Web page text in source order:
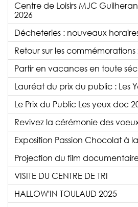
Centre de Loisirs MJC
2026
Décheteries : nouveaux
Retour sur les
Partir en vacances en toute
Lauréat du prix du public : Les
Le Prix du Public Les yeux doc
Revivez la cérémonie des
Exposition Passion Chocolat à
Projection du film
VISITE DU CENTRE DE TRI
HALLOW'IN TOULAUD 2025